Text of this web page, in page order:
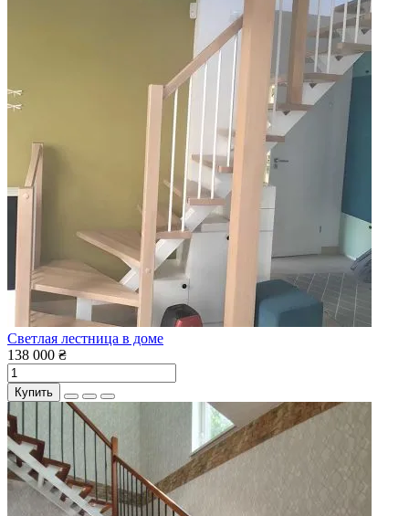
Светлая лестница в доме
138 000 ₴
Купить